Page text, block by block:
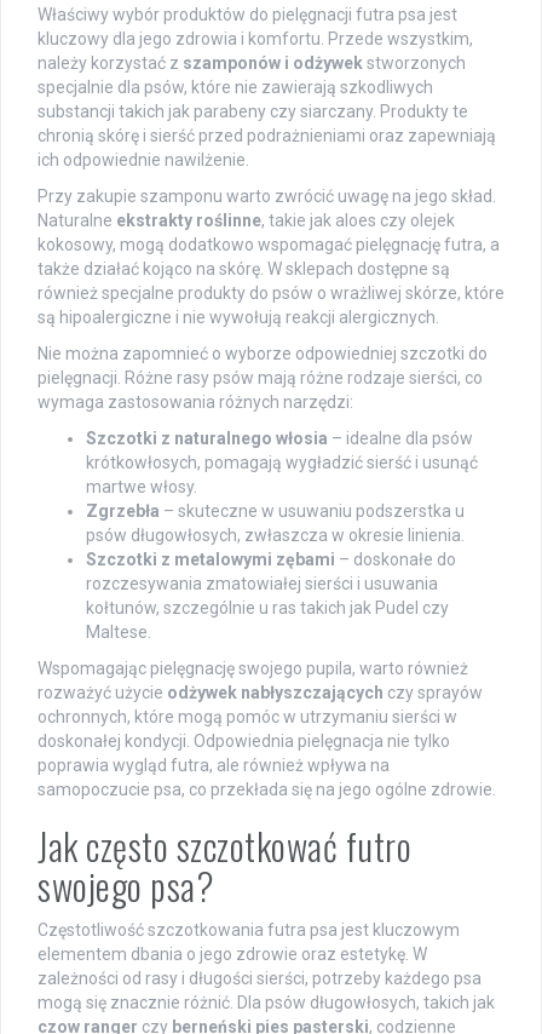
Właściwy wybór produktów do pielęgnacji futra psa jest
kluczowy dla jego zdrowia i komfortu. Przede wszystkim,
należy korzystać z szamponów i odżywekstworzonych
specjalnie dla psów, które nie zawierają szkodliwych
substancji takich jak parabeny czy siarczany. Produkty te
chronią skórę i sierść przed podrażnieniami oraz zapewniają
ich odpowiednie nawilżenie.
Przy zakupie szamponu warto zwrócić uwagę na jego skład.
Naturalne ekstrakty roślinne, takie jak aloes czy olejek
kokosowy, mogą dodatkowo wspomagać pielęgnację futra, a
także działać kojąco na skórę. W sklepach dostępne są
również specjalne produkty do psów o wrażliwej skórze, które
są hipoalergiczne i nie wywołują reakcji alergicznych.
Nie można zapomnieć o wyborze odpowiedniej szczotki do
pielęgnacji. Różne rasy psów mają różne rodzaje sierści, co
wymaga zastosowania różnych narzędzi:
Szczotki z naturalnego włosia – idealne dla psów
krótkowłosych, pomagają wygładzić sierść i usunąć
martwe włosy.
Zgrzebła – skuteczne w usuwaniu podszerstka u
psów długowłosych, zwłaszcza w okresie linienia.
Szczotki z metalowymi zębami – doskonałe do
rozczesywania zmatowiałej sierści i usuwania
kołtunów, szczególnie u ras takich jak Pudel czy
Maltese.
Wspomagając pielęgnację swojego pupila, warto również
rozważyć użycie odżywek nabłyszczających czy sprayów
ochronnych, które mogą pomóc w utrzymaniu sierści w
doskonałej kondycji. Odpowiednia pielęgnacja nie tylko
poprawia wygląd futra, ale również wpływa na
samopoczucie psa, co przekłada się na jego ogólne zdrowie.
Jak często szczotkować futro
swojego psa?
Częstotliwość szczotkowania futra psa jest kluczowym
elementem dbania o jego zdrowie oraz estetykę. W
zależności od rasy i długości sierści, potrzeby każdego psa
mogą się znacznie różnić. Dla psów długowłosych, takich jak
czow ranger czy berneński pies pasterski, codzienne